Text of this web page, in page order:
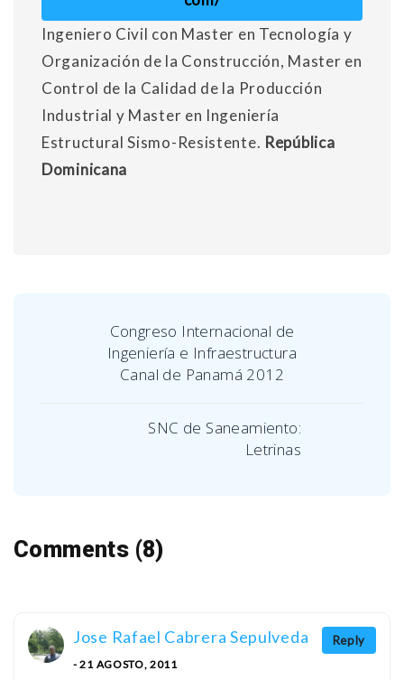
Ingeniero Civil con Master en Tecnología y
Organización de la Construcción, Master en
Control de la Calidad de la Producción
Industrial y Master en Ingeniería
Estructural Sismo-Resistente. República
Dominicana
Congreso Internacional de
Ingeniería e Infraestructura
Canal de Panamá 2012
SNC de Saneamiento:
Letrinas
Comments (8)
Reply
Jose Rafael Cabrera Sepulveda
- 21 AGOSTO, 2011